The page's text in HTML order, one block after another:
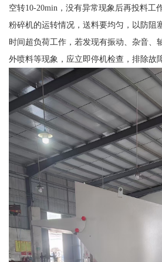
空转10-20min，没有异常现象后再投料工
粉碎机的运转情况，送料要均匀，以防阻
时间超负荷工作，若发现有振动、杂音、
外喷料等现象，应立即停机检查，排除故